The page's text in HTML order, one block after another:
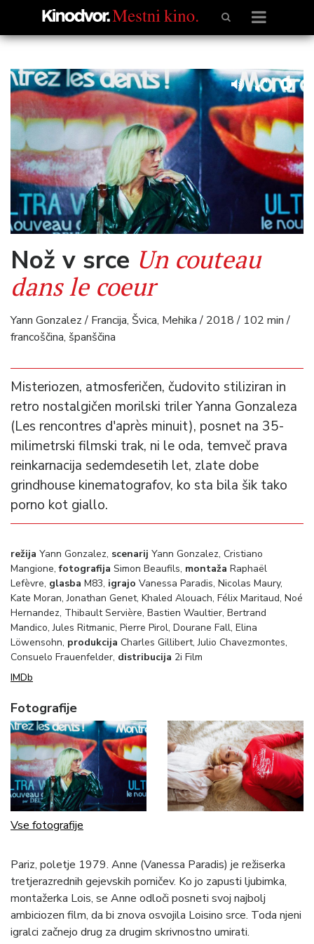
Nož v srce Un couteau
dans le coeur
Yann Gonzalez / Francija, Švica, Mehika / 2018 / 102 min /
francoščina, španščina
Misteriozen, atmosferičen, čudovito stiliziran in
retro nostalgičen morilski triler Yanna Gonzaleza
(Les rencontres d'après minuit), posnet na 35-
milimetrski filmski trak, ni le oda, temveč prava
reinkarnacija sedemdesetih let, zlate dobe
grindhouse kinematografov, ko sta bila šik tako
porno kot giallo.
režija Yann Gonzalez, scenarij Yann Gonzalez, Cristiano
Mangione,fotografija Simon Beaufils, montaža Raphaël
Lefèvre, glasba M83, igrajo Vanessa Paradis, Nicolas Maury,
Kate Moran, Jonathan Genet, Khaled Alouach, Félix Maritaud, Noé
Hernandez, Thibault Servière, Bastien Waultier, Bertrand
Mandico, Jules Ritmanic, Pierre Pirol, Dourane Fall, Elina
Löwensohn, produkcija Charles Gillibert, Julio Chavezmontes,
Consuelo Frauenfelder, distribucija 2i Film
IMDb
Fotografije
Vse fotografije
Pariz, poletje 1979. Anne (Vanessa Paradis) je režiserka
tretjerazrednih gejevskih porničev. Ko jo zapusti ljubimka,
montažerka Lois, se Anne odloči posneti svoj najbolj
ambiciozen film, da bi znova osvojila Loisino srce. Toda njeni
igralci začnejo drug za drugim skrivnostno umirati.